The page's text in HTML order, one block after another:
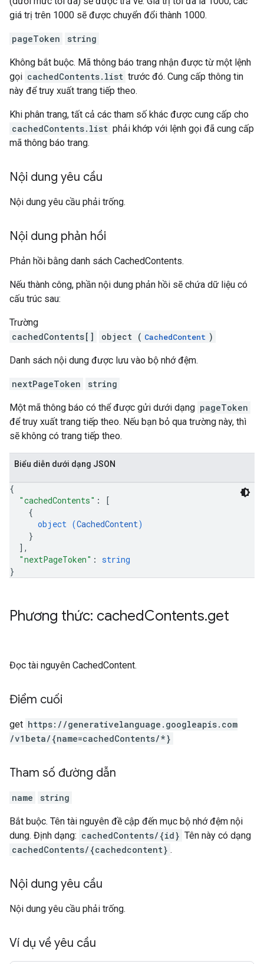
giá trị trên 1000 sẽ được chuyển đổi thành 1000.
pageToken string
Không bắt buộc. Mã thông báo trang nhận được từ một lệnh
gọi cachedContents.list trước đó. Cung cấp thông tin
này để truy xuất trang tiếp theo.
Khi phân trang, tất cả các tham số khác được cung cấp cho
cachedContents.list phải khớp với lệnh gọi đã cung cấp
mã thông báo trang.
Nội dung yêu cầu
Nội dung yêu cầu phải trống.
Nội dung phản hồi
Phản hồi bằng danh sách CachedContents.
Nếu thành công, phần nội dung phản hồi sẽ chứa dữ liệu có
cấu trúc sau:
Trường
cachedContents[]
object ( CachedContent )
Danh sách nội dung được lưu vào bộ nhớ đệm.
nextPageToken string
Một mã thông báo có thể được gửi dưới dạng pageToken
để truy xuất trang tiếp theo. Nếu bạn bỏ qua trường này, thì
sẽ không có trang tiếp theo.
Biểu diễn dưới dạng JSON
{
"cachedContents" :
[
{
object (CachedContent)
}
] ,
"nextPageToken" : string
}
Phương thức: cachedContents.get
Đọc tài nguyên CachedContent.
Điểm cuối
get https: / /generativelanguage.googleapis.com
/v1beta/{name=cachedContents/*}
Tham số đường dẫn
name string
Bắt buộc. Tên tài nguyên đề cập đến mục bộ nhớ đệm nội
dung. Định dạng: cachedContents/{id} Tên này có dạng
cachedContents/{cachedcontent} .
Nội dung yêu cầu
Nội dung yêu cầu phải trống.
Ví dụ về yêu cầu